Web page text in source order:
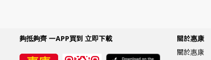
夠抵夠齊 一APP買到 立即下載
關於惠康
關於惠康